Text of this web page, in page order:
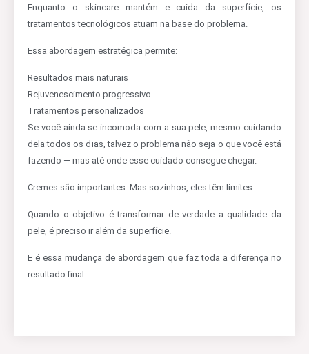
Enquanto o skincare mantém e cuida da superfície, os
tratamentos tecnológicos atuam na base do problema.
Essa abordagem estratégica permite:
Resultados mais naturais
Rejuvenescimento progressivo
Tratamentos personalizados
Se você ainda se incomoda com a sua pele, mesmo cuidando
dela todos os dias, talvez o problema não seja o que você está
fazendo — mas até onde esse cuidado consegue chegar.
Cremes são importantes. Mas sozinhos, eles têm limites.
Quando o objetivo é transformar de verdade a qualidade da
pele, é preciso ir além da superfície.
E é essa mudança de abordagem que faz toda a diferença no
resultado final.